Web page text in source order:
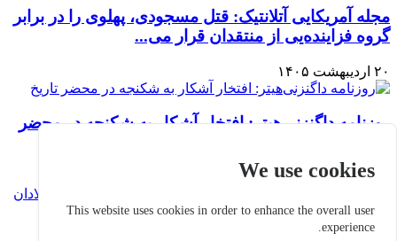
مجله آمریکایی آتلانتیک: قتل مسجودی، پهلوی را در برابر
گروه فزاینده‌یی از منتقدان قرار می‌...
۲۰ اردیبهشت ۱۴۰۵
روزنامه داگنزنی‌هیتر: افتخار آشکار به شکنجه در محضر
۱۱ اردیبهشت ۱۴۰۵We use cookies
This website uses cookies in order to enhance the overall user
experience.